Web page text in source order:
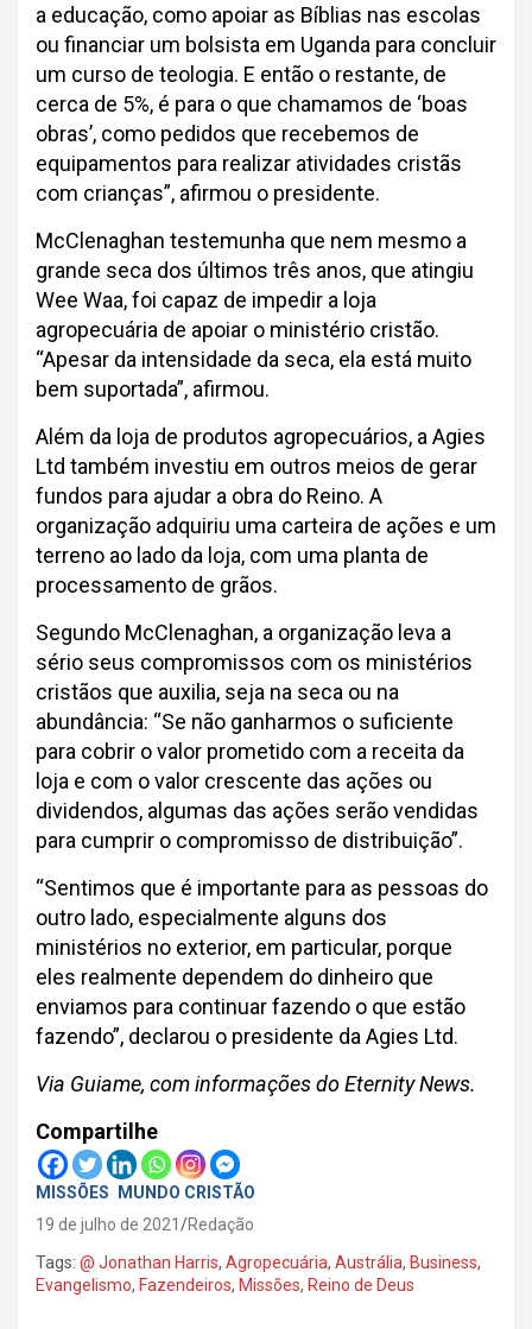
a educação, como apoiar as Bíblias nas escolas
ou financiar um bolsista em Uganda para concluir
um curso de teologia. E então o restante, de
cerca de 5%, é para o que chamamos de ‘boas
obras’, como pedidos que recebemos de
equipamentos para realizar atividades cristãs
com crianças”, afirmou o presidente.
McClenaghan testemunha que nem mesmo a
grande seca dos últimos três anos, que atingiu
Wee Waa, foi capaz de impedir a loja
agropecuária de apoiar o ministério cristão.
“Apesar da intensidade da seca, ela está muito
bem suportada”, afirmou.
Além da loja de produtos agropecuários, a Agies
Ltd também investiu em outros meios de gerar
fundos para ajudar a obra do Reino. A
organização adquiriu uma carteira de ações e um
terreno ao lado da loja, com uma planta de
processamento de grãos.
Segundo McClenaghan, a organização leva a
sério seus compromissos com os ministérios
cristãos que auxilia, seja na seca ou na
abundância: “Se não ganharmos o suficiente
para cobrir o valor prometido com a receita da
loja e com o valor crescente das ações ou
dividendos, algumas das ações serão vendidas
para cumprir o compromisso de distribuição”.
“Sentimos que é importante para as pessoas do
outro lado, especialmente alguns dos
ministérios no exterior, em particular, porque
eles realmente dependem do dinheiro que
enviamos para continuar fazendo o que estão
fazendo”, declarou o presidente da Agies Ltd.
Via Guiame, com informações do Eternity News.
Compartilhe
MISSÕES
MUNDO CRISTÃO
19 de julho de 2021
Redação
Tags: @ Jonathan Harris, Agropecuária, Austrália, Business,
Evangelismo, Fazendeiros, Missões, Reino de Deus